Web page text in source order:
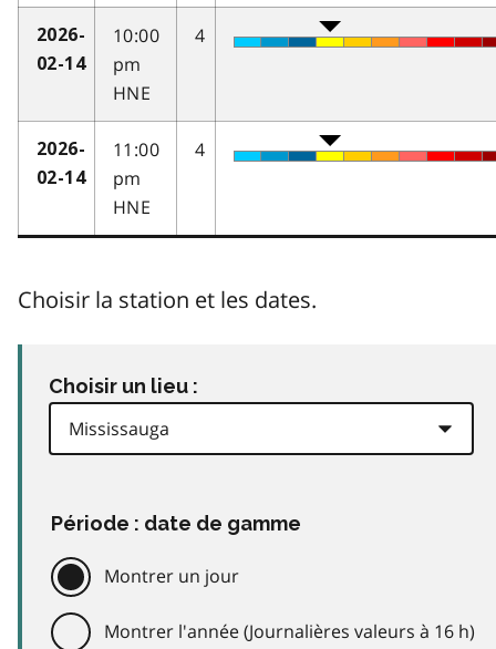
2026-
02-14
10:00
pm
HNE
4
2026-
02-14
11:00
pm
HNE
4
Choisir la station et les dates.
Choisir un lieu :
Période : date de gamme
Montrer un jour
Montrer l'année (Journalières valeurs à 16 h)